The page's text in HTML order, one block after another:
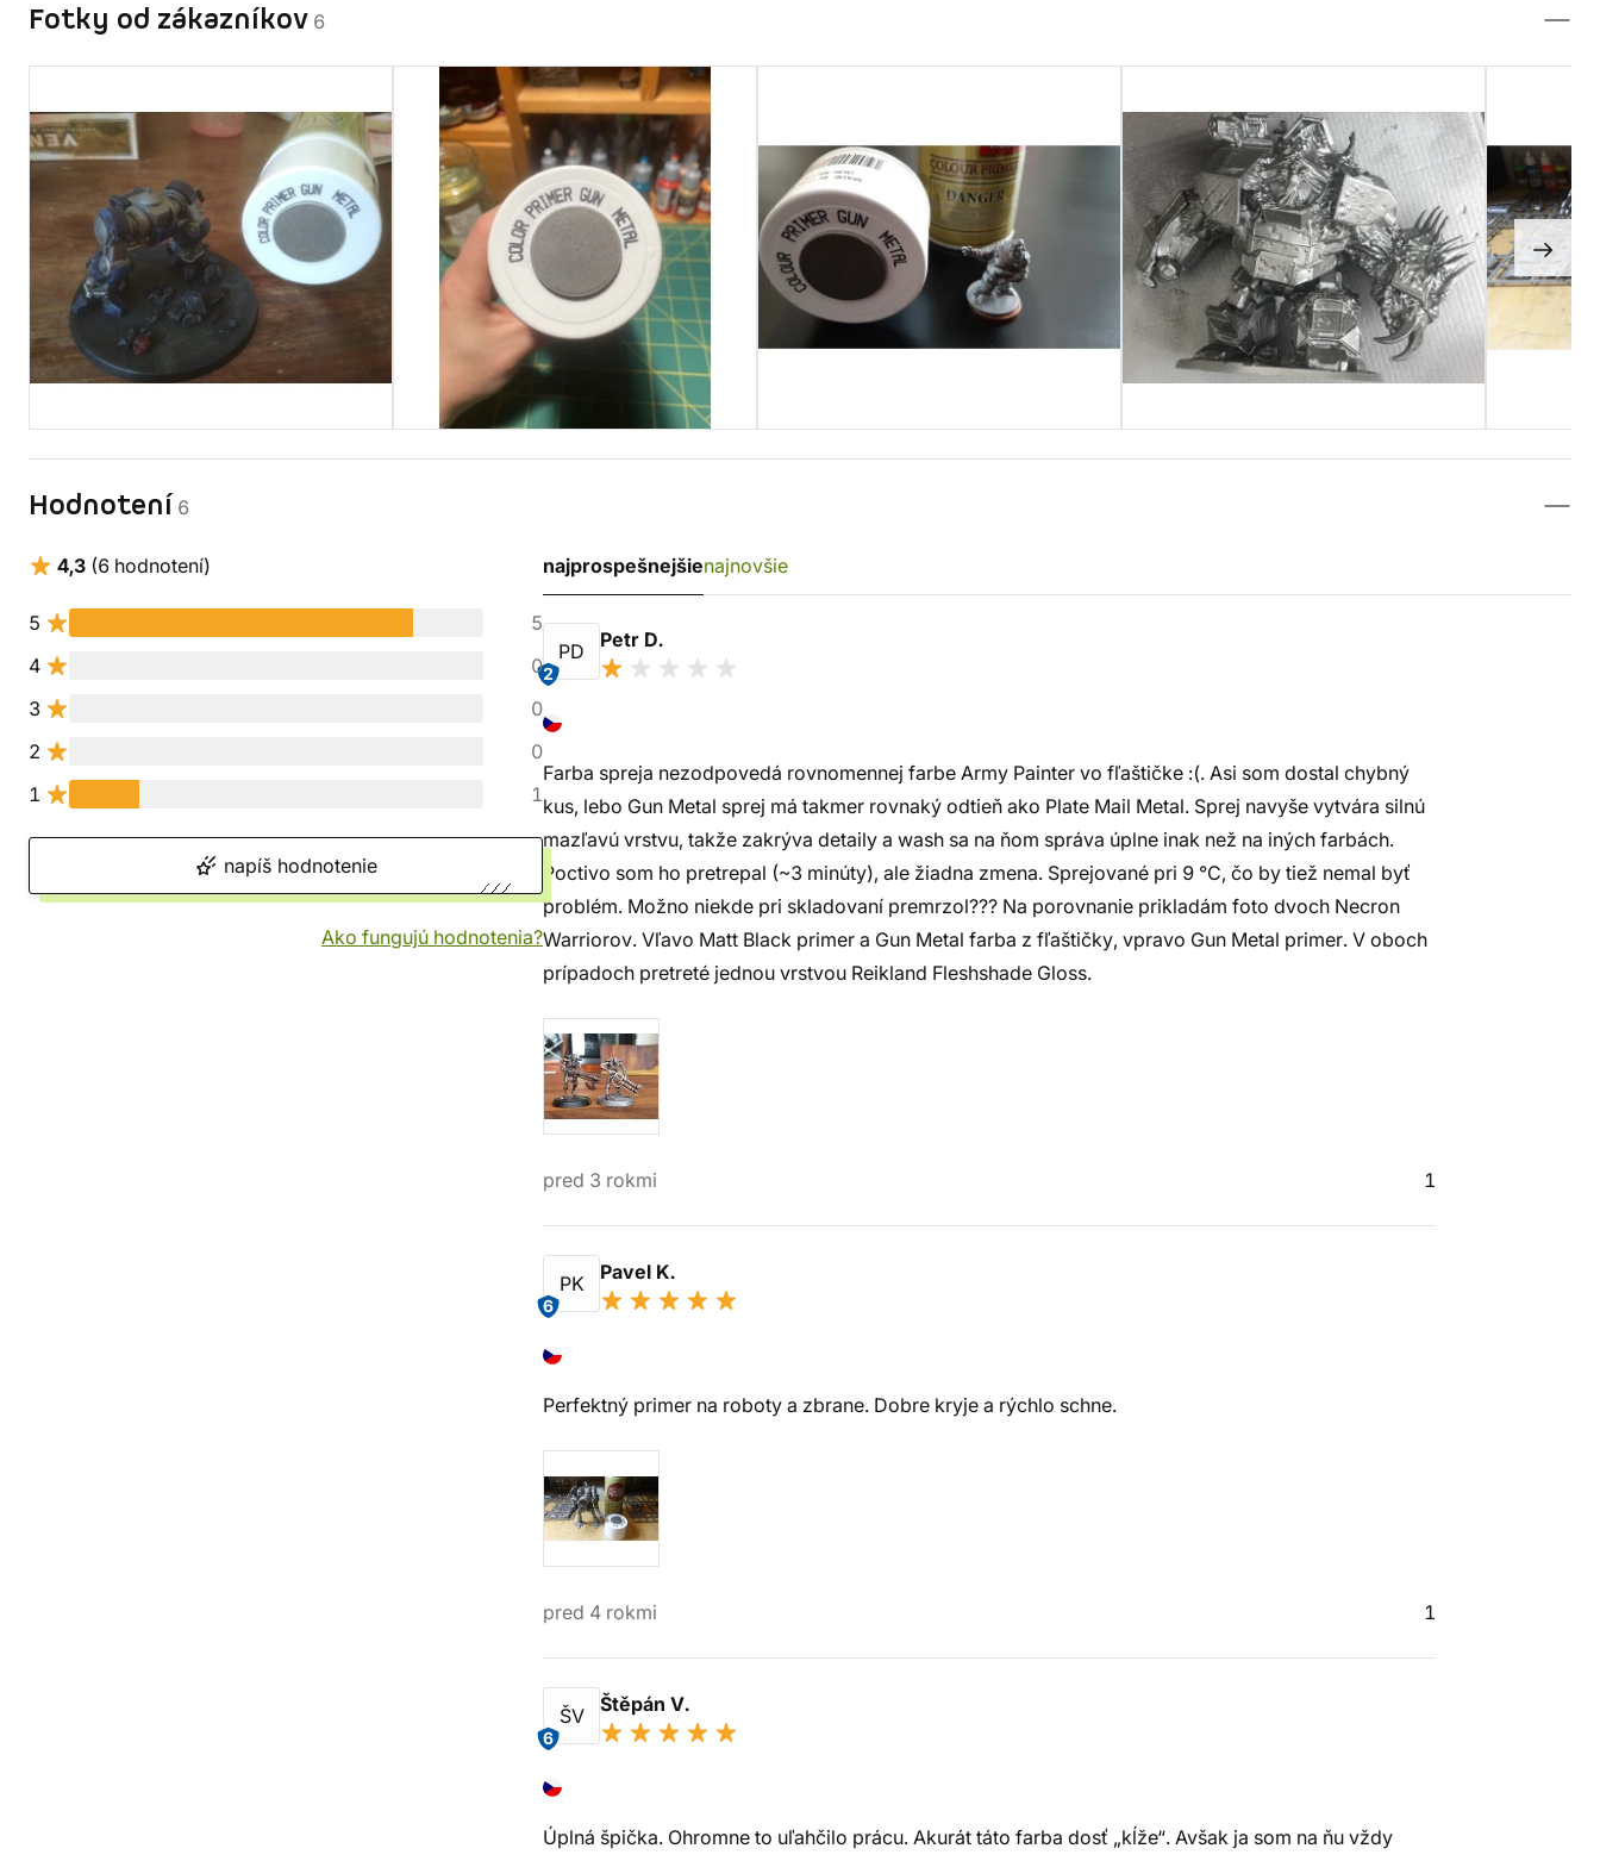
Fotky od zákazníkov 6
Hodnotení 6
4,3 (6 hodnotení)
5
5
4
0
3
0
2
0
1
1
napíš hodnotenie
Ako fungujú hodnotenia?
najprospešnejšienajnovšie
PD
2
Petr D.
Farba spreja nezodpovedá rovnomennej farbe Army Painter vo fľaštičke :(. Asi som dostal chybný
kus, lebo Gun Metal sprej má takmer rovnaký odtieň ako Plate Mail Metal. Sprej navyše vytvára silnú
mazľavú vrstvu, takže zakrýva detaily a wash sa na ňom správa úplne inak než na iných farbách.
Poctivo som ho pretrepal (~3 minúty), ale žiadna zmena. Sprejované pri 9 °C, čo by tiež nemal byť
problém. Možno niekde pri skladovaní premrzol??? Na porovnanie prikladám foto dvoch Necron
Warriorov. Vľavo Matt Black primer a Gun Metal farba z fľaštičky, vpravo Gun Metal primer. V oboch
prípadoch pretreté jednou vrstvou Reikland Fleshshade Gloss.
pred 3 rokmi 1
PK
6
Pavel K.
Perfektný primer na roboty a zbrane. Dobre kryje a rýchlo schne.
pred 4 rokmi 1
ŠV
6
Štěpán V.
Úplná špička. Ohromne to uľahčilo prácu. Akurát táto farba dosť „kĺže“. Avšak ja som na ňu vždy